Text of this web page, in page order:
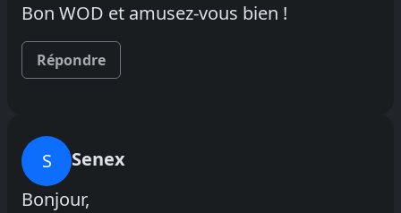
Bon WOD et amusez-vous bien !
Répondre
S
Senex
Bonjour,